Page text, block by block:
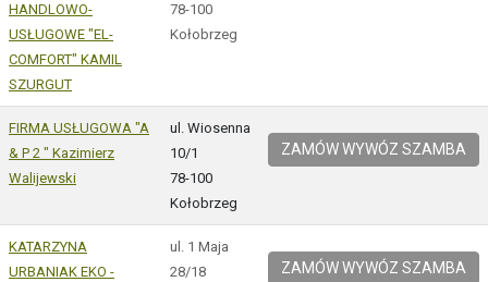
HANDLOWO-
USŁUGOWE "EL-
COMFORT" KAMIL
SZURGUT
78-100
Kołobrzeg
FIRMA USŁUGOWA "A
& P 2 " Kazimierz
Walijewski
ul. Wiosenna
10/1
78-100
Kołobrzeg
ZAMÓW WYWÓZ SZAMBA
KATARZYNA
URBANIAK EKO -
ul. 1 Maja
28/18
ZAMÓW WYWÓZ SZAMBA